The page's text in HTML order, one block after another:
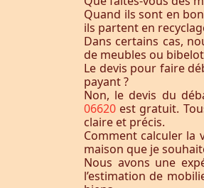
Quand ils sont en
ils partent en
Dans certains cas,
de meubles ou
Le devis pour faire
payant ?
Non, le devis du
06620 est gratuit.
claire et précis.
Comment calculer la
maison que je
Nous avons une
l’estimation de